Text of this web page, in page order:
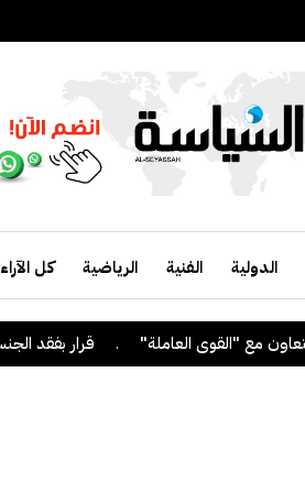
الدولية الفنية الرياضية كل الآراء
. قرار بفقد الجنسية من 9 أشخاص